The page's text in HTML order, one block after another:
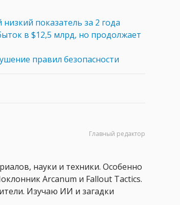
показатель за 2 года
в $12,5 млрд, но продолжает
правил безопасности
Главный редактор
науки и техники. Особенно
Arcanum и Fallout Tactics.
Изучаю ИИ и загадки